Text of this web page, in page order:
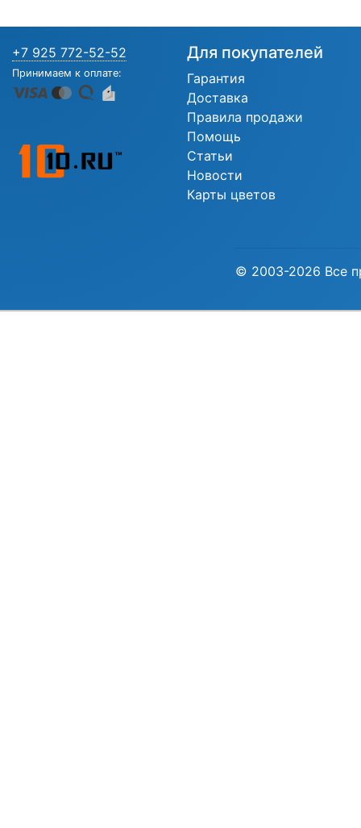
+7 925 772-52-52
Принимаем к оплате:
Для покупателей
Гарантия
Доставка
Правила продажи
Помощь
Статьи
Новости
Карты цветов
© 2003-2026 Все